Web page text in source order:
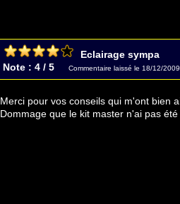
Eclairage sympa
Note : 4 / 5 Commentaire laissé le 18/12/
Merci pour vos conseils qui m'ont bien
Dommage que le kit master n'ai pas